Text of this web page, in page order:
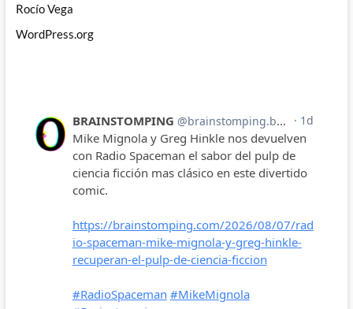
Rocío Vega
WordPress.org